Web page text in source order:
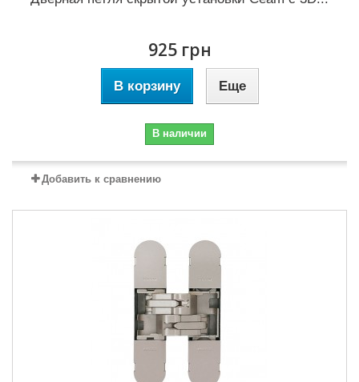
925 грн
В корзину Еще
В наличии
Добавить к сравнению